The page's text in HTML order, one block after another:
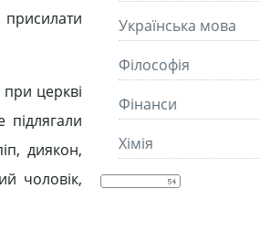
присилати
церкві
диякон,
чоловік,
Українська мова
Філософія
Фінанси
Хімія